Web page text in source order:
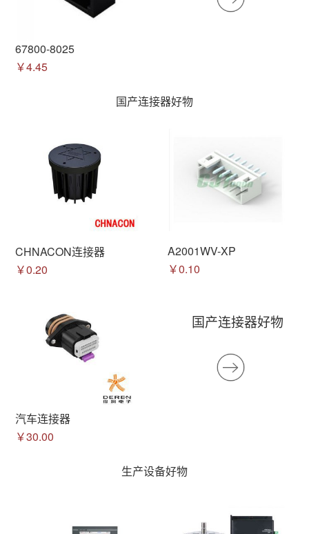
67800-8025
￥4.45
国产连接器好物
CHNACON连接器
￥0.20
A2001WV-XP
￥0.10
汽车连接器
￥30.00
国产连接器好物
生产设备好物